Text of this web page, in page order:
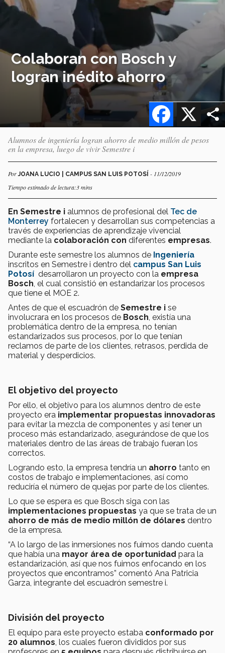
Colaboran con Bosch y
logran inédito ahorro
X
Facebook
Alumnos de ingeniería logran ahorro de medio millón de pesos
en la empresa, luego de vivir Semestre i
PorJOANA LUCIO | CAMPUS SAN LUIS POTOSÍ - 11/12/2019
Tiempo estimado de lectura:3 mins
En Semestre i alumnos de profesional del Tec de
Monterrey fortalecen y desarrollan sus competencias a
través de experiencias de aprendizaje vivencial
mediante la colaboración con diferentes empresas.
Durante este semestre los alumnos de Ingeniería
inscritos en Semestre i dentro del campus San Luis
Potosí desarrollaron un proyecto con la empresa
Bosch , el cual consistió en estandarizar los procesos
que tiene el MOE 2.
Antes de que el escuadrón de Semestre i se
involucrara en los procesos de Bosch , existía una
problemática dentro de la empresa, no tenían
estandarizados sus procesos, por lo que tenían
reclamos de parte de los clientes, retrasos, perdida de
material y desperdicios.
El objetivo del proyecto
Por ello, el objetivo para los alumnos dentro de este
proyecto era implementar propuestas innovadoras
para evitar la mezcla de componentes y así tener un
proceso más estandarizado, asegurándose de que los
materiales dentro de las áreas de trabajo fueran los
correctos.
Logrando esto, la empresa tendría un ahorro tanto en
costos de trabajo e implementaciones, así como
reduciría el número de quejas por parte de los clientes.
Lo que se espera es que Bosch siga con las
implementaciones propuestas ya que se trata de un
ahorro de más de medio millón de dólares dentro
de la empresa.
“A lo largo de las inmersiones nos fuimos dando cuenta
que había una mayor área de oportunidad para la
estandarización, así que nos fuimos enfocando en los
proyectos que encontramos” comentó Ana Patricia
Garza, integrante del escuadrón semestre i.
División del proyecto
El equipo para este proyecto estaba conformado por
20 alumnos , los cuales fueron divididos por sus